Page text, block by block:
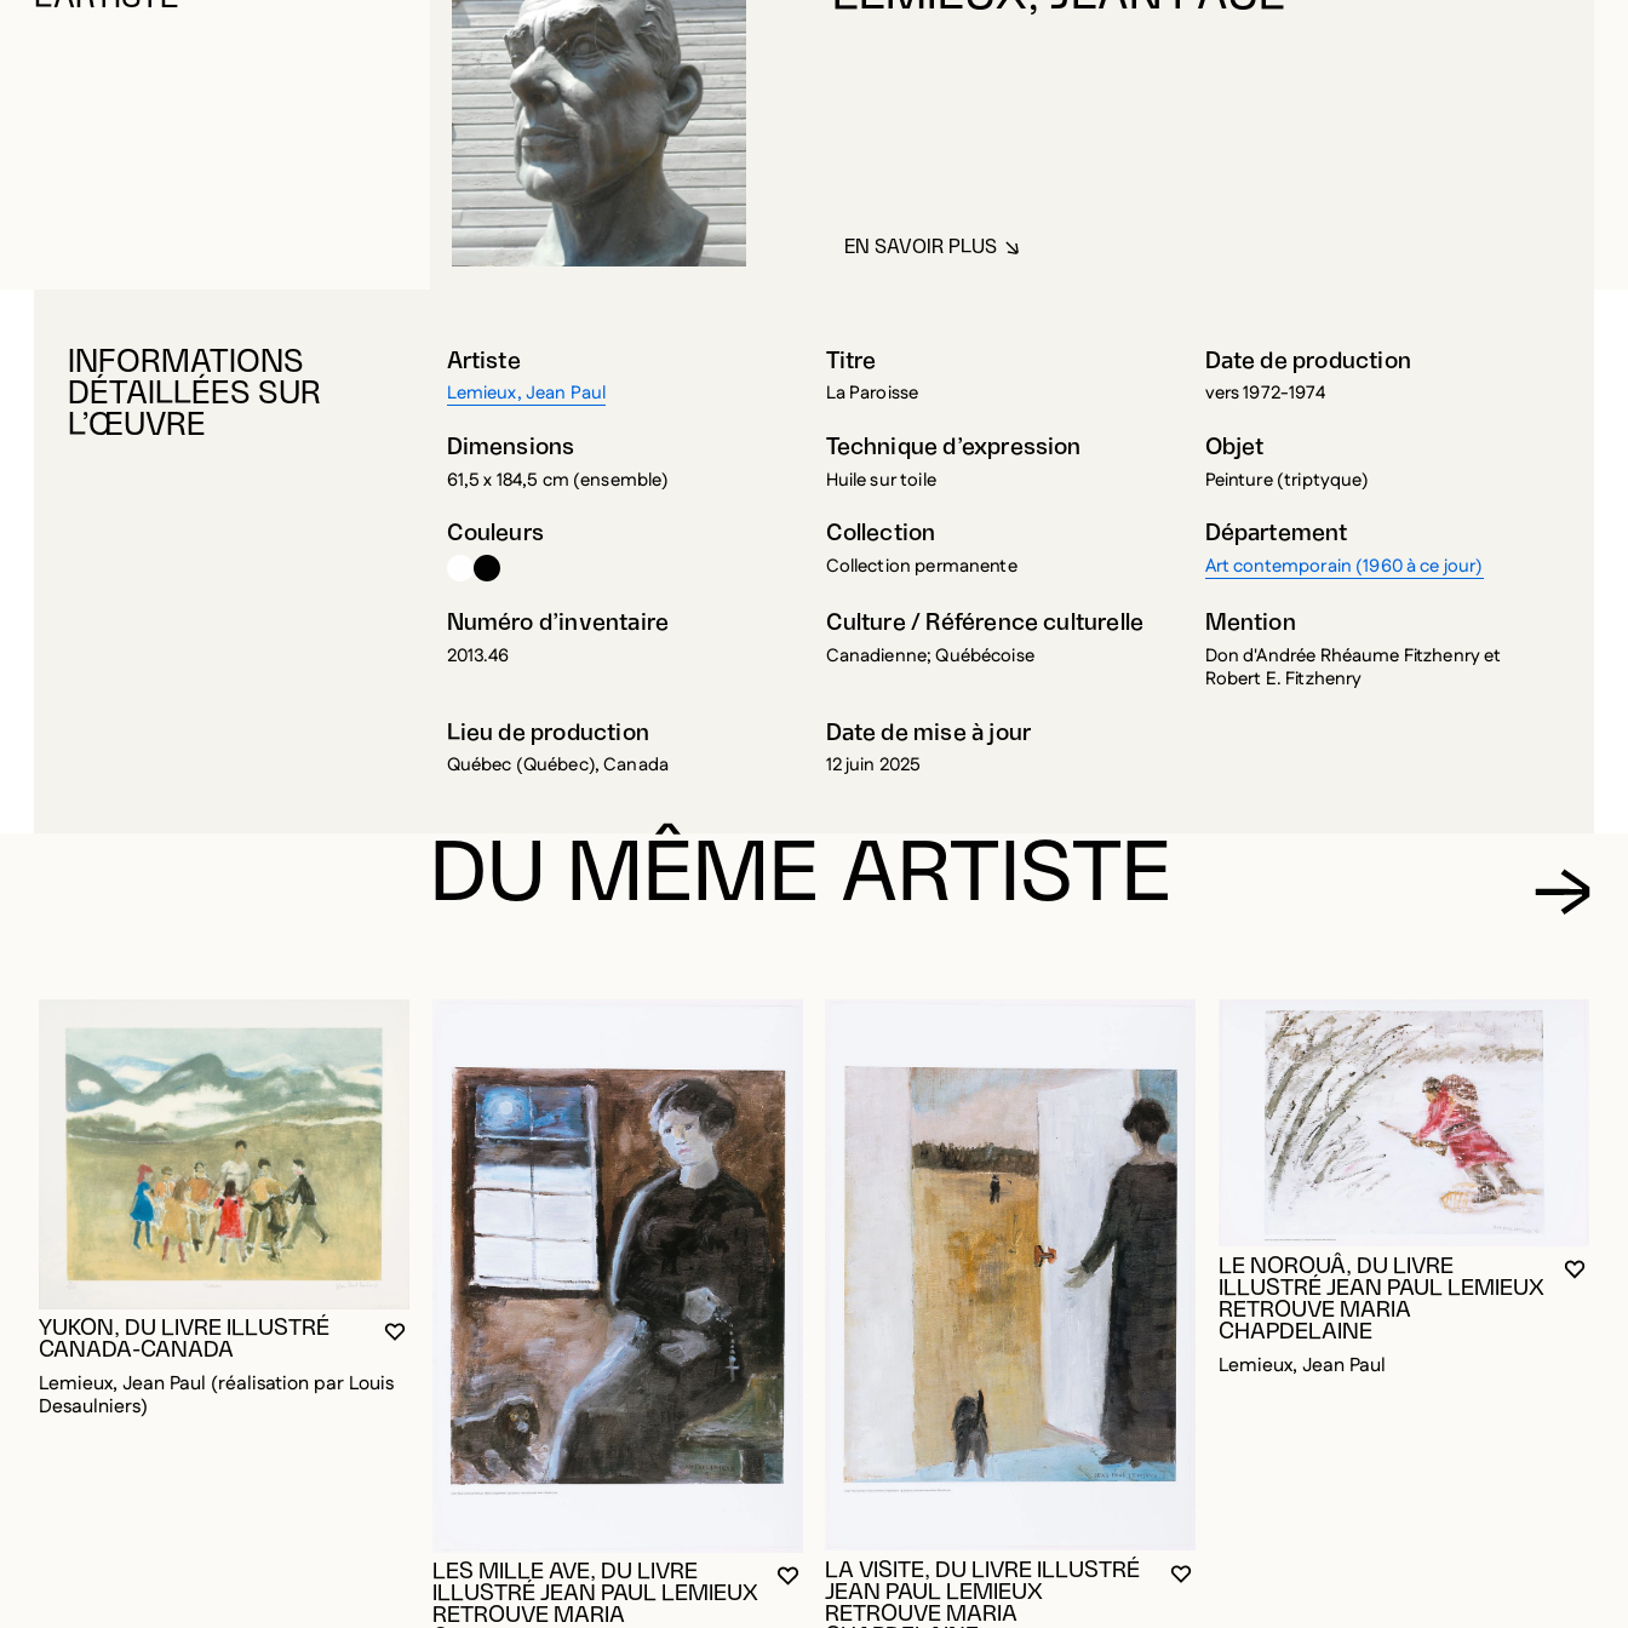
EN SAVOIR PLUSÀ PROPOS DE LEMIEUX, JEAN PAUL
INFORMATIONS
DÉTAILLÉES SUR
L’ŒUVRE
Artiste
Lemieux, Jean Paul
Titre
La Paroisse
Date de production
vers 1972-1974
Dimensions
61,5 x 184,5 cm (ensemble)
Technique d’expression
Huile sur toile
Objet
Peinture (triptyque)
Couleurs Collection
Collection permanente
Département
Art contemporain (1960 à ce jour)
Numéro d’inventaire
2013.46
Culture / Référence culturelle
Canadienne; Québécoise
Mention
Don d'Andrée Rhéaume Fitzhenry et
Robert E. Fitzhenry
Lieu de production
Québec (Québec), Canada
Date de mise à jour
12 juin 2025
DU MÊME ARTISTE
VOUS DEVEZ ÊTRE CONNECTÉ POUR AJOUTER AUX FAVORIS
FERMER LA MODALE
OUVRIR LA MODALE
YUKON, DU LIVRE ILLUSTRÉ
CANADA-CANADA
Lemieux, Jean Paul (réalisation par Louis
Desaulniers)
VOUS DEVEZ ÊTRE CONNECTÉ POUR AJOUTER AUX FAVORIS
FERMER LA MODALE
OUVRIR LA MODALE
LES MILLE AVE, DU LIVRE
ILLUSTRÉ JEAN PAUL LEMIEUX
RETROUVE MARIA
VOUS DEVEZ ÊTRE CONNECTÉ POUR AJOUTER
FERMER LA MODALE
OUVRIR LA MODALE
LA VISITE, DU LIVRE ILLUSTRÉ
JEAN PAUL LEMIEUX
RETROUVE MARIA
LE NOROUÂ, DU LIVRE
ILLUSTRÉ JEAN PAUL LEMIEUX
RETROUVE MARIA
CHAPDELAINE
Lemieux, Jean Paul